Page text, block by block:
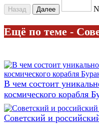
Назад Далее
Ещё по теме -
В чем состоит
космического корабля
Советский и